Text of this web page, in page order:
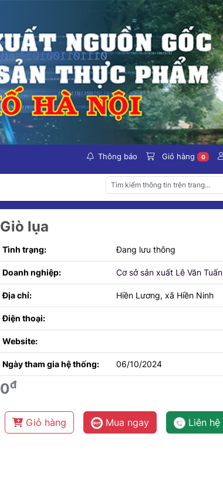
Thông báo Giỏ hàng 0
Giò lụa
Tình trạng: Đang lưu thông
Doanh nghiệp: Cơ sở sản xuất Lê Văn Tuấn
Địa chỉ: Hiền Lương, xã Hiền Ninh
Điện thoại:
Website:
Ngày tham gia hệ thống: 06/10/2024
0đ
Giỏ hàng Mua ngay Liên hệ